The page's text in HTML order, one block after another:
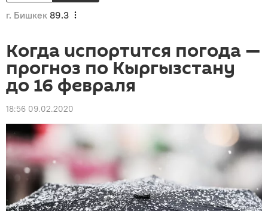
г. Бишкек 89.3
Когда испортится погода —
прогноз по Кыргызстану
до 16 февраля
18:56 09.02.2020